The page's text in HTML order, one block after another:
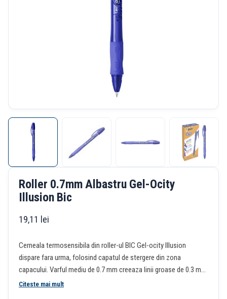
Roller 0.7mm Albastru Gel-Ocity
Illusion Bic
19,11 lei
Cerneala termosensibila din roller-ul BIC Gel-ocity Illusion
dispare fara urma, folosind capatul de stergere din zona
capacului. Varful mediu de 0.7 mm creeaza linii groase de 0.3 mm.
Manerul din cauciuc ofera mai mult confort in timpul scrisului.
Citeste mai mult